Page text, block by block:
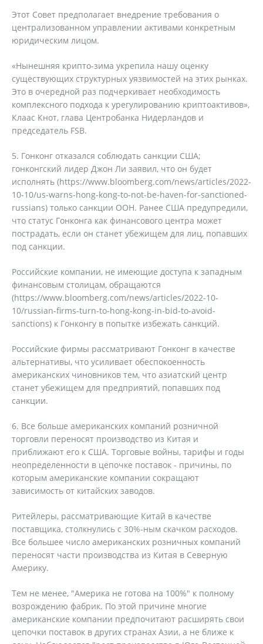
Этот Совет предполагает внедрение требования о
централизованном управлении активами конкретным
юридическим лицом.
«Нынешняя крипто-зима укрепила нашу оценку
существующих структурных уязвимостей на этих рынках.
Это в очередной раз подчеркивает необходимость
комплексного подхода к урегулированию криптоактивов»,
Клаас Кнот, глава Центробанка Нидерландов и
председатель FSB.
5. Гонконг отказался соблюдать санкции США;
гонконгский лидер Джон Ли заявил, что он будет
исполнять (https://www.bloomberg.com/news/articles/2022-
10-10/us-warns-hong-kong-to-not-be-haven-for-sanctioned-
russians) только санкции ООН. Ранее США предупредили,
что статус Гонконга как финансового центра может
пострадать, если он станет убежищем для лиц, попавших
под санкции.
Российские компании, не имеющие доступа к западным
финансовым столицам, обращаются
(https://www.bloomberg.com/news/articles/2022-10-
10/russian-firms-turn-to-hong-kong-in-bid-to-avoid-
sanctions) к Гонконгу в попытке избежать санкций.
Российские фирмы рассматривают Гонконг в качестве
альтернативы, что усиливает обеспокоенность
американских чиновников тем, что азиатский центр
станет убежищем для предприятий, попавших под
санкции.
6. Все больше американских компаний розничной
торговли переносят производство из Китая и
приближают его к США. Торговые войны, тарифы и годы
неопределенности в цепочке поставок - причины, по
которым американские компании сокращают
зависимость от китайских заводов.
Ритейлеры, рассматривающие Китай в качестве
поставщика, столкнулись с 30%-ным скачком расходов.
Все большее число американских розничных компаний
переносят части производства из Китая в Северную
Америку.
Тем не менее, "Америка не готова на 100%" к полному
возрождению фабрик. По этой причине многие
американские компании предпочитают расширять свои
цепочки поставок в других странах Азии, а не ближе к